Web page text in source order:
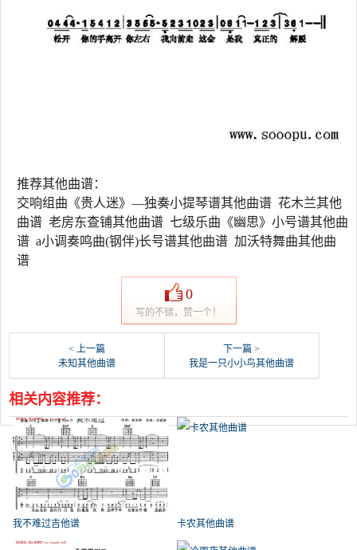
推荐其他曲谱：
交响组曲《贵人迷》—独奏小提琴谱其他曲谱 花木兰其他
曲谱 老房东查铺其他曲谱 七级乐曲《幽思》小号谱其他曲
谱 a小调奏鸣曲(钢伴)长号谱其他曲谱 加沃特舞曲其他曲
谱
0
写的不错，赞一个！
< 上一篇
未知其他曲谱
下一篇 >
我是一只小小鸟其他曲谱
相关内容推荐：
我不难过吉他谱 卡农其他曲谱